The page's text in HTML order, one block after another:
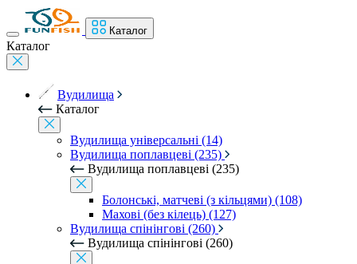
Каталог
Каталог
Вудилища
Каталог
Вудилища універсальні (14)
Вудилища поплавцеві (235)
Вудилища поплавцеві (235)
Болонські, матчеві (з кільцями) (108)
Махові (без кілець) (127)
Вудилища спінінгові (260)
Вудилища спінінгові (260)